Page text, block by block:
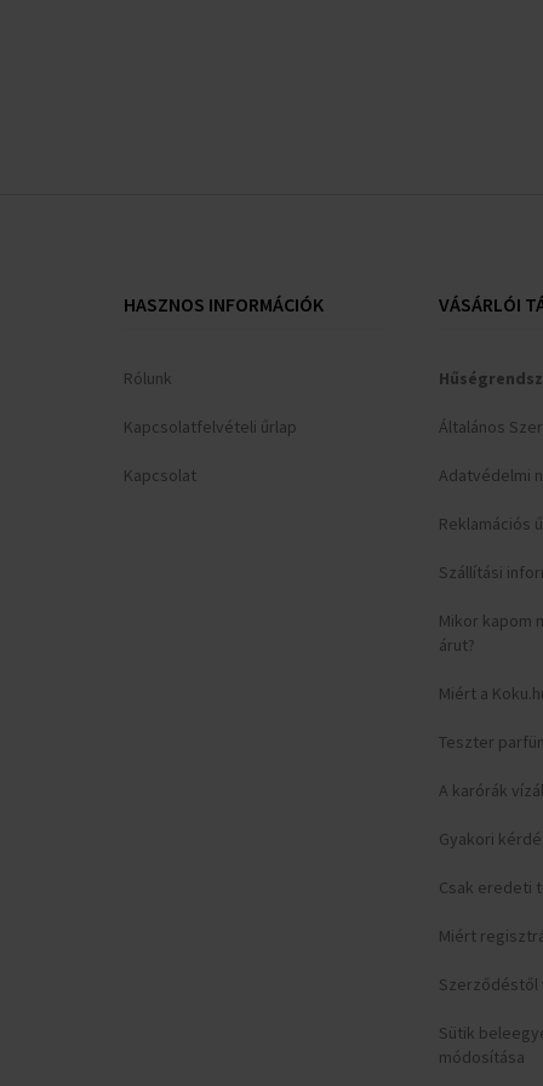
HASZNOS INFORMÁCIÓK
Rólunk
Kapcsolatfelvételi űrlap
Kapcsolat
VÁSÁRLÓI
Általános
Adatvédelmi
Reklamációs
Szállítási
Mikor kapom
árut?
Miért a
Teszter
A karórák
Gyakori
Csak eredeti
Miért
Szerződéstől
Sütik
módosítása